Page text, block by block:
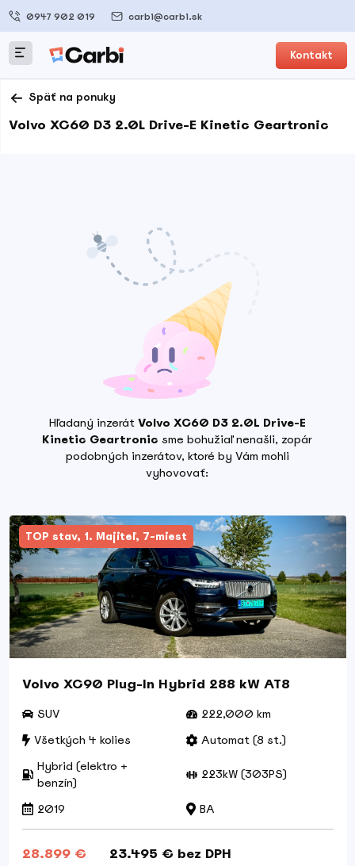
0947 902 019 carbi@carbi.sk
Kontakt
Späť na ponuky
Volvo XC60 D3 2.0L Drive-E Kinetic Geartronic
Hľadaný inzerátVolvo XC60 D3 2.0L Drive-E
Kinetic Geartronic sme bohužiaľ nenašli, zopár
podobných inzerátov, ktoré by Vám mohli
vyhovovať:
TOP stav, 1. Majiteľ, 7-miest
Volvo XC90 Plug-In Hybrid 288 kW AT8
SUV
222,000 km
Všetkých 4 kolies
Automat (8 st.)
Hybrid (elektro +
benzín)
223kW (303PS)
2019 BA
28.899 € 23.495 € bez DPH